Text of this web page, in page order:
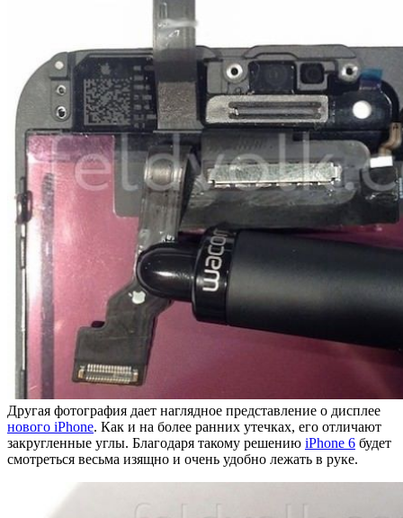
Другая фотография дает наглядное представление о дисплее
нового iPhone. Как и на более ранних утечках, его отличают
закругленные углы. Благодаря такому решению iPhone 6 будет
смотреться весьма изящно и очень удобно лежать в руке.